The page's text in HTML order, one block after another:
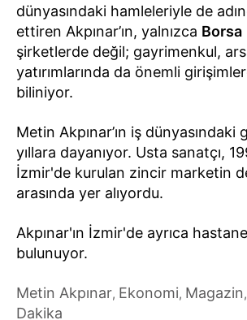
dünyasındaki hamleleriyle de
ettiren Akpınar’ın, yalnızca Borsa
şirketlerde değil; gayrimenkul,
yatırımlarında da önemli
biliniyor.
Metin Akpınar’ın iş dünyasındaki
yıllara dayanıyor. Usta sanatçı,
İzmir'de kurulan zincir marketin
arasında yer alıyordu.
Akpınar'ın İzmir'de ayrıca hastane
bulunuyor.
Metin Akpınar, Ekonomi, Magazin,
Dakika